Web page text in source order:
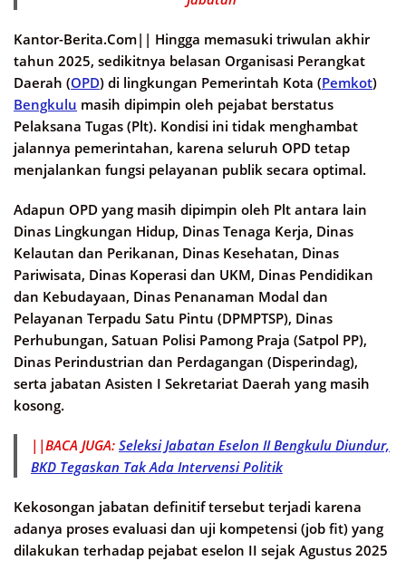
Kantor-Berita.Com|| Hingga memasuki triwulan akhir
tahun 2025, sedikitnya belasan Organisasi Perangkat
Daerah (OPD) di lingkungan Pemerintah Kota (Pemkot)
Bengkulu masih dipimpin oleh pejabat berstatus
Pelaksana Tugas (Plt). Kondisi ini tidak menghambat
jalannya pemerintahan, karena seluruh OPD tetap
menjalankan fungsi pelayanan publik secara optimal.
Adapun OPD yang masih dipimpin oleh Plt antara lain
Dinas Lingkungan Hidup, Dinas Tenaga Kerja, Dinas
Kelautan dan Perikanan, Dinas Kesehatan, Dinas
Pariwisata, Dinas Koperasi dan UKM, Dinas Pendidikan
dan Kebudayaan, Dinas Penanaman Modal dan
Pelayanan Terpadu Satu Pintu (DPMPTSP), Dinas
Perhubungan, Satuan Polisi Pamong Praja (Satpol PP),
Dinas Perindustrian dan Perdagangan (Disperindag),
serta jabatan Asisten I Sekretariat Daerah yang masih
kosong.
||BACA JUGA: Seleksi Jabatan Eselon II Bengkulu Diundur,
BKD Tegaskan Tak Ada Intervensi Politik
Kekosongan jabatan definitif tersebut terjadi karena
adanya proses evaluasi dan uji kompetensi (job fit) yang
dilakukan terhadap pejabat eselon II sejak Agustus 2025